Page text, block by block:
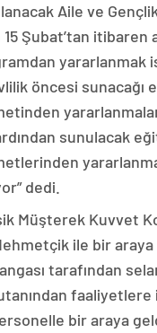
Aile ve
Şubat’tan itibaren
yararlanmak
öncesi sunacağı
sunulacak
dedi.
Müşterek Kuvvet
ile bir araya
tarafından
faaliyetlere
bir araya